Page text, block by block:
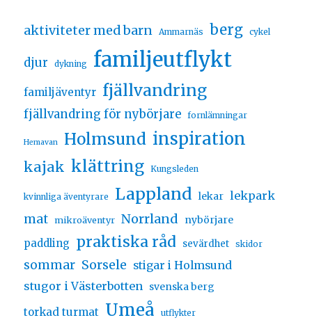
aktiviteter med barn Ammarnäs berg cykel
djur dykning familjeutflykt
familjäventyr fjällvandring
fjällvandring för nybörjare fornlämningar
Hemavan Holmsund inspiration
kajak klättring Kungsleden
kvinnliga äventyrare Lappland lekar lekpark
mat mikroäventyr Norrland
nybörjare
paddling
praktiska råd sevärdhet skidor
sommar Sorsele stigar i Holmsund
stugor i Västerbotten svenska berg
torkad turmat Umeå utflykter